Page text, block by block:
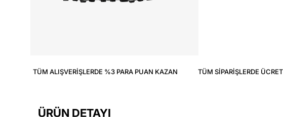
TÜM ALIŞVERIŞLERDE %3 PARA PUAN KAZAN TÜM SIPARIŞLERDE
ÜRÜN DETAYI